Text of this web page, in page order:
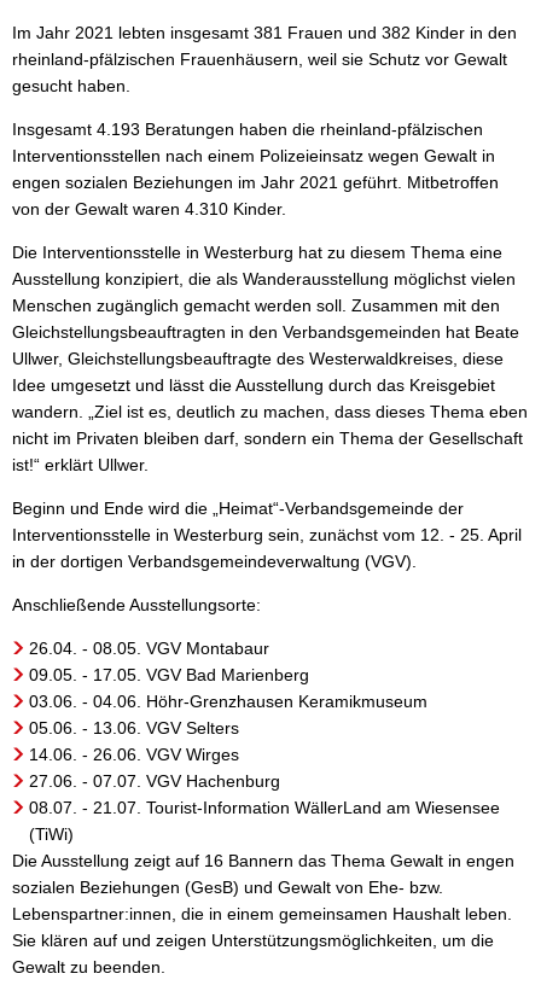
Im Jahr 2021 lebten insgesamt 381 Frauen und 382 Kinder in den
rheinland-pfälzischen Frauenhäusern, weil sie Schutz vor Gewalt
gesucht haben.
Insgesamt 4.193 Beratungen haben die rheinland-pfälzischen
Interventionsstellen nach einem Polizeieinsatz wegen Gewalt in
engen sozialen Beziehungen im Jahr 2021 geführt. Mitbetroffen
von der Gewalt waren 4.310 Kinder.
Die Interventionsstelle in Westerburg hat zu diesem Thema eine
Ausstellung konzipiert, die als Wanderausstellung möglichst vielen
Menschen zugänglich gemacht werden soll. Zusammen mit den
Gleichstellungsbeauftragten in den Verbandsgemeinden hat Beate
Ullwer, Gleichstellungsbeauftragte des Westerwaldkreises, diese
Idee umgesetzt und lässt die Ausstellung durch das Kreisgebiet
wandern. „Ziel ist es, deutlich zu machen, dass dieses Thema eben
nicht im Privaten bleiben darf, sondern ein Thema der Gesellschaft
ist!“ erklärt Ullwer.
Beginn und Ende wird die „Heimat“-Verbandsgemeinde der
Interventionsstelle in Westerburg sein, zunächst vom 12. - 25. April
in der dortigen Verbandsgemeindeverwaltung (VGV).
Anschließende Ausstellungsorte:
26.04. - 08.05. VGV Montabaur
09.05. - 17.05. VGV Bad Marienberg
03.06. - 04.06. Höhr-Grenzhausen Keramikmuseum
05.06. - 13.06. VGV Selters
14.06. - 26.06. VGV Wirges
27.06. - 07.07. VGV Hachenburg
08.07. - 21.07. Tourist-Information WällerLand am Wiesensee
(TiWi)
Die Ausstellung zeigt auf 16 Bannern das Thema Gewalt in engen
sozialen Beziehungen (GesB) und Gewalt von Ehe- bzw.
Lebenspartner:innen, die in einem gemeinsamen Haushalt leben.
Sie klären auf und zeigen Unterstützungsmöglichkeiten, um die
Gewalt zu beenden.